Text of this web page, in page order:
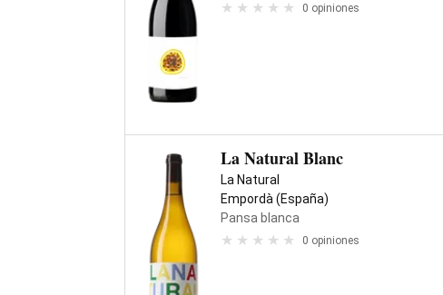
0 opiniones
La Natural Blanc
La Natural
Empordà (España)
Pansa blanca
0 opiniones